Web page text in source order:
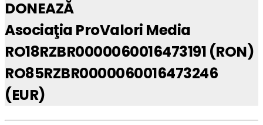
DONEAZĂ
Asociaţia ProValori Media
RO18RZBR0000060016473191 (RON)
RO85RZBR0000060016473246
(EUR)